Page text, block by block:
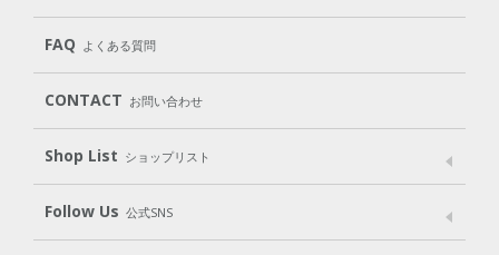
Cleaning Baby Kids
Body（ボディ） Hair（ヘア） Oral care（オーラルケア）
Goods （グッズ）
Gift set
User Guide
Subscription（定期便）
FAQ よくある質問
CONTACT お問い合わせ
Shop List ショップリスト
Shop List
Follow Us 公式SNS